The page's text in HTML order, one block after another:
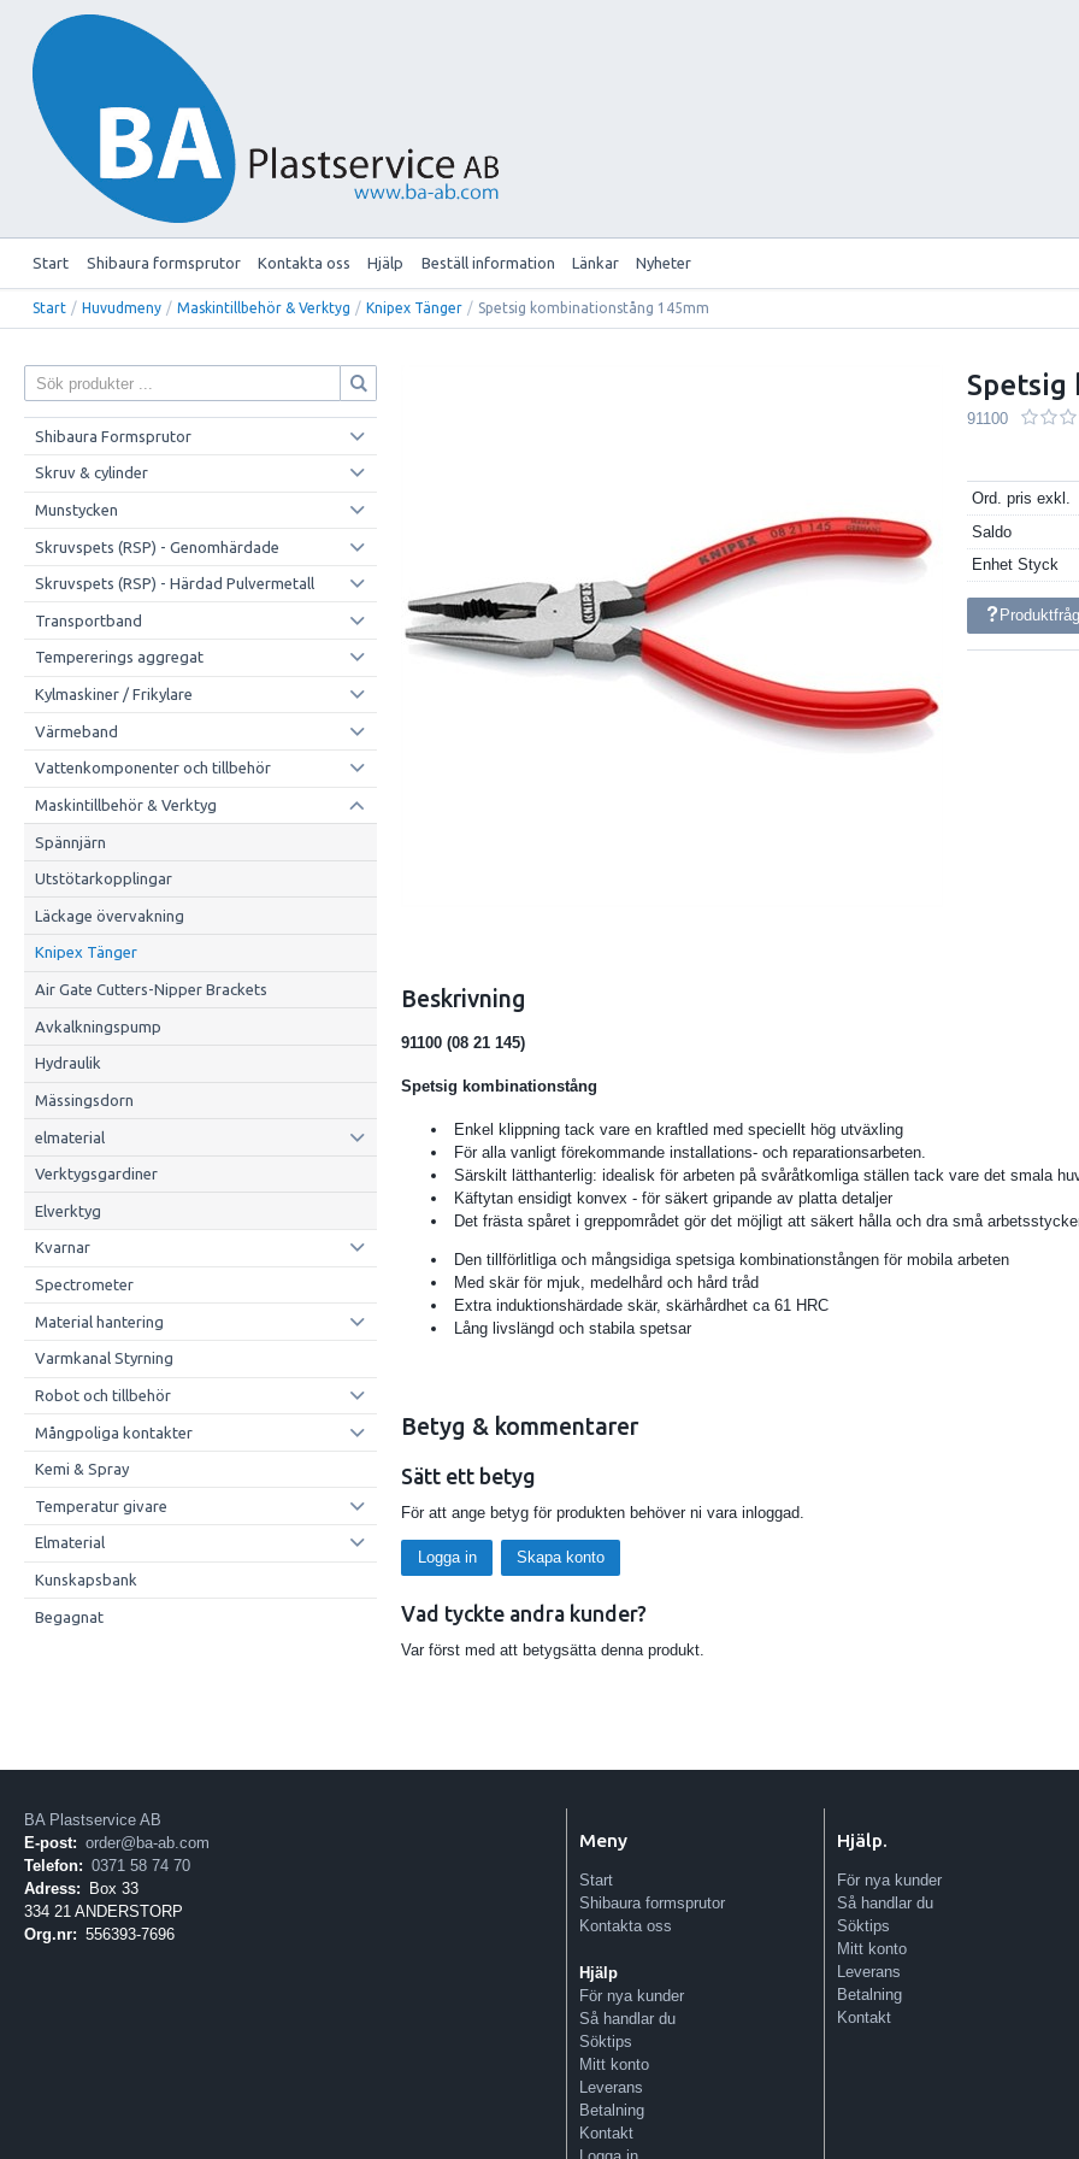
Start Shibaura formsprutor Kontakta oss Hjälp Beställ information Länkar Nyheter
Start / Huvudmeny / Maskintillbehör & Verktyg / Knipex Tänger / Spetsig kombinationstång 145mm
Shibaura Formsprutor
Skruv & cylinder
Munstycken
Skruvspets (RSP) - Genomhärdade
Skruvspets (RSP) - Härdad Pulvermetall
Transportband
Tempererings aggregat
Kylmaskiner / Frikylare
Värmeband
Vattenkomponenter och tillbehör
Maskintillbehör & Verktyg
Spännjärn
Utstötarkopplingar
Läckage övervakning
Knipex Tänger
Air Gate Cutters-Nipper Brackets
Avkalkningspump
Hydraulik
Mässingsdorn
elmaterial
Verktygsgardiner
Elverktyg
Kvarnar
Spectrometer
Material hantering
Varmkanal Styrning
Robot och tillbehör
Mångpoliga kontakter
Kemi & Spray
Temperatur givare
Elmaterial
Kunskapsbank
Begagnat
Spetsig
91100
Ord. pris exkl.
Saldo
EnhetStyck
Beskrivning
91100 (08 21 145)
Spetsig kombinationstång
Enkel klippning tack vare en kraftled med speciellt hög utväxling
För alla vanligt förekommande installations- och reparationsarbeten.
Särskilt lätthanterlig: idealisk för arbeten på svåråtkomliga ställen tack vare det smala
Käftytan ensidigt konvex - för säkert gripande av platta detaljer
Det frästa spåret i greppområdet gör det möjligt att säkert hålla och dra små
Den tillförlitliga och mångsidiga spetsiga kombinationstången för mobila arbeten
Med skär för mjuk, medelhård och hård tråd
Extra induktionshärdade skär, skärhårdhet ca 61 HRC
Lång livslängd och stabila spetsar
Betyg & kommentarer
Sätt ett betyg
För att ange betyg för produkten behöver ni vara inloggad.
Logga in Skapa konto
Vad tyckte andra kunder?
Var först med att betygsätta denna produkt.
BA Plastservice AB
E-post: order@ba-ab.com
Telefon: 0371 58 74 70
Adress:
Box 33
334 21 ANDERSTORP
Org.nr: 556393-7696
Meny
Start
Shibaura formsprutor
Kontakta oss
Hjälp
För nya kunder
Så handlar du
Söktips
Mitt konto
Leverans
Betalning
Kontakt
Hjälp.
För nya kunder
Så handlar du
Söktips
Mitt konto
Leverans
Betalning
Kontakt